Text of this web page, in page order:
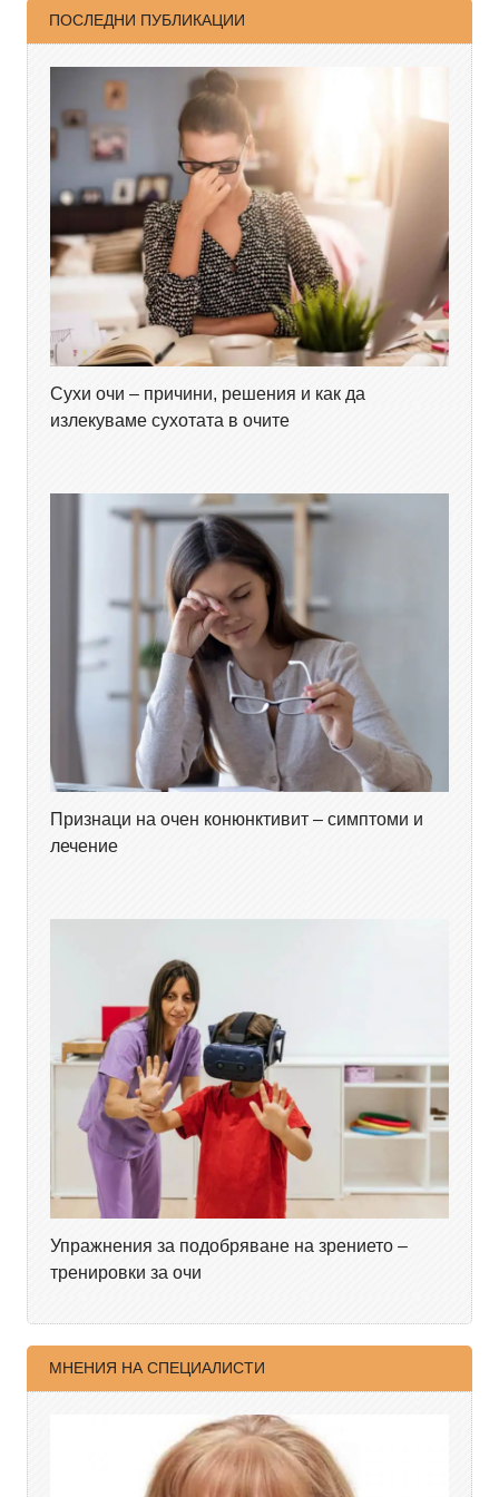
ПОСЛЕДНИ ПУБЛИКАЦИИ
Сухи очи – причини, решения и как да
излекуваме сухотата в очите
Признаци на очен конюнктивит – симптоми и
лечение
Упражнения за подобряване на зрението –
тренировки за очи
МНЕНИЯ НА СПЕЦИАЛИСТИ